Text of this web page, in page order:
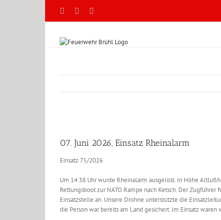
Facebook
Bild
07. Juni 2026, Einsatz Rheinalarm
Einsatz 75/2026
Um 14:38 Uhr wurde Rheinalarm ausgelöst. In Höhe
Rettungsboot zur NATO Rampe nach Ketsch. Der
Einsatzstelle an. Unsere Drohne unterstützte die
die Person war bereits am Land gesichert. Im Einsatz